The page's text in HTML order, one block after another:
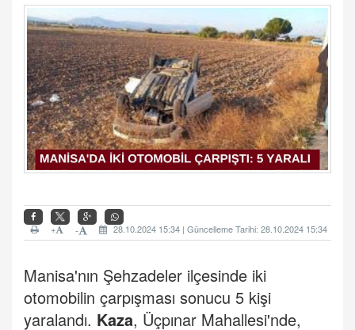
28.10.2024 15:34 | Güncelleme Tarihi: 28.10.2024 15:34
-
+
Manisa'nın Şehzadeler ilçesinde iki
otomobilin çarpışması sonucu 5 kişi
yaralandı. Kaza, Üçpınar Mahallesi'nde,